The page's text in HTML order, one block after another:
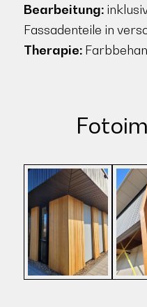
Bearbeitung:
Fassadenteile in
Therapie: